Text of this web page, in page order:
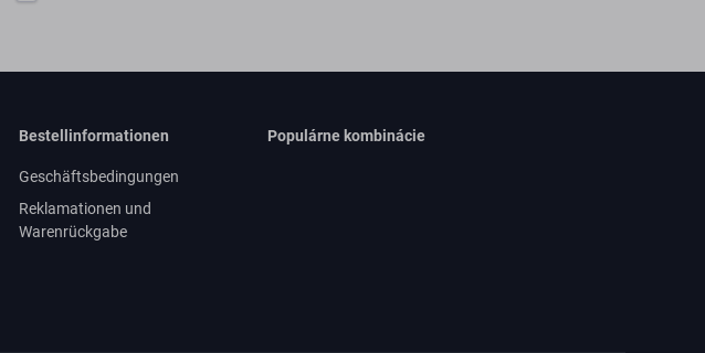
Bestellinformationen
Geschäftsbedingungen
Reklamationen und
Warenrückgabe
Populárne kombinácie